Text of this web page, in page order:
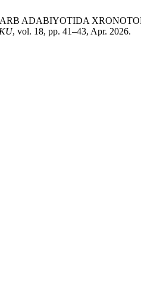
ADABIYOTIDA
KU, vol. 18, pp. 41–43, Apr. 2026.